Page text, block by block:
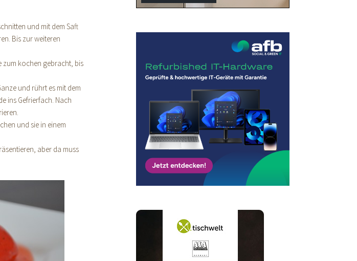
und mit dem Saft
Bis zur weiteren
zum kochen gebracht, bis
und rührt es mit dem
ins Gefrierfach. Nach
und sie in einem
aber da muss